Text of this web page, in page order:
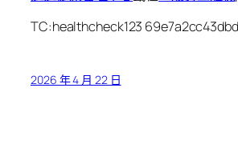
TC:healthcheck123
2026 年 4 月 22 日